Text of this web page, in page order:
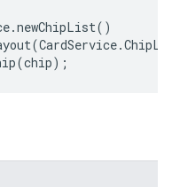
.newChipList()
(CardService.
(chip);